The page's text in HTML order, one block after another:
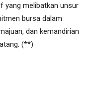
yang melibatkan unsur
bursa dalam
dan kemandirian
(**)